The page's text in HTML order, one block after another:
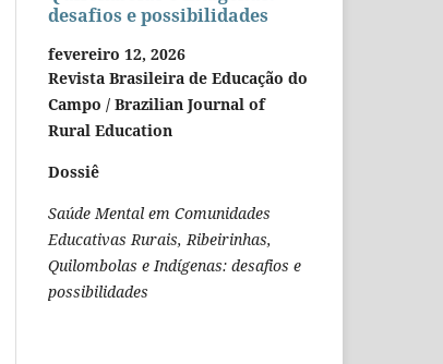
desafios e possibilidades
fevereiro 12, 2026
Revista Brasileira de Educação do
Campo / Brazilian Journal of
Rural Education
Dossiê
Saúde Mental em Comunidades
Educativas Rurais, Ribeirinhas,
Quilombolas e Indígenas: desafios e
possibilidades